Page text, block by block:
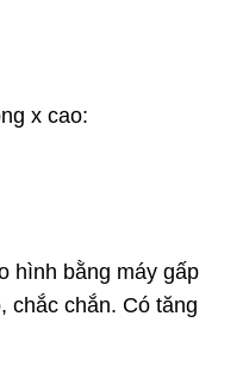
x cao:
hình bằng máy gấp
chắc chắn. Có tăng